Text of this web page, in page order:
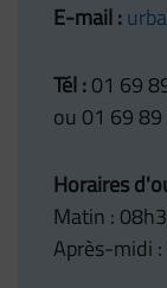
E-mail :
Tél :01 69
ou 01 69
Horaires
Matin :
Après-midi